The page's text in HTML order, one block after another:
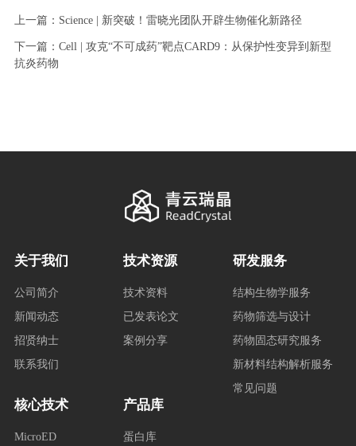
上一篇：Science | 新突破！雷晓光团队开辟生物催化新路径
下一篇：Cell | 攻克“不可成药”靶点CARD9：从保护性变异到新型
抗炎药物
研发服务
结构生物学服务
药物筛选与设计
药物固态研究服务
新材料结构解析服务
常见问题
产品库
蛋白库
核心技术
MicroED
技术资源
技术资料
已发表论文
案例分享
关于我们
公司简介
新闻动态
招贤纳士
联系我们